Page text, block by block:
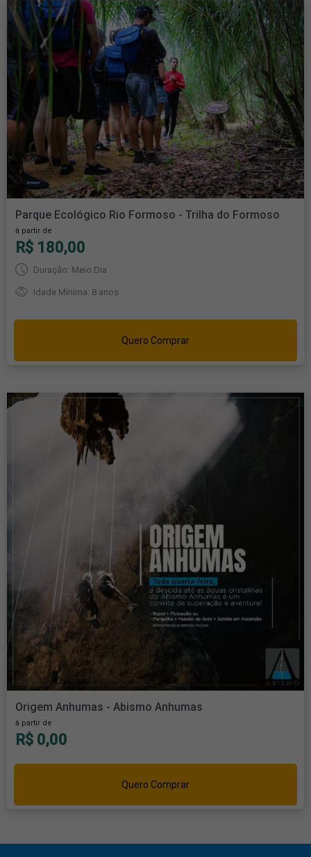
Parque Ecológico Rio Formoso - Trilha do Formoso
à partir de
R$ 180,00
Duração: Meio Dia
Idade Mínima: 8 anos
Quero Comprar
Origem Anhumas - Abismo Anhumas
à partir de
R$ 0,00
Quero Comprar